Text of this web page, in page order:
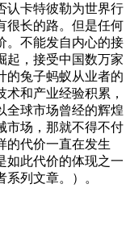
认卡特彼勒为世界行
很长的路。但是任何
。不能发自内心的接
起，接受中国数万家
的兔子蚂蚁从业者的
和产业经验积累，
全球市场曾经的辉煌
市场，那就不得不付
的代价一直在发生
如此代价的体现之一
系列文章。）。